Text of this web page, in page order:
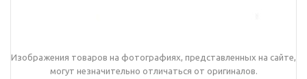
Изображения товаров на фотографиях, представленных на сайте,
могут незначительно отличаться от оригиналов.